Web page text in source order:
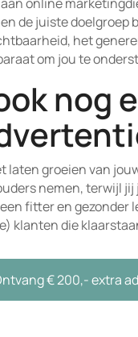
de juiste doelgroep
het
om jou te
nog
groeien van
nemen, terwijl
fitter en gezonder
klanten die
€ 200,- extra